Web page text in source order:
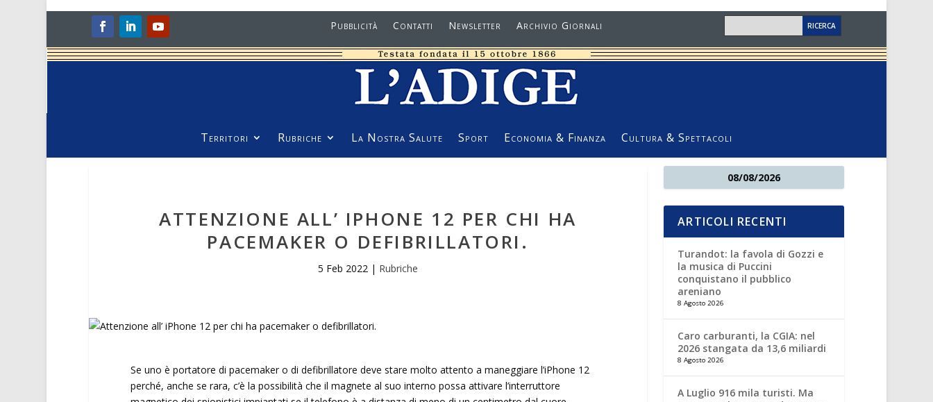
Pubblicità Contatti Newsletter Archivio Giornali
Territori Rubriche La Nostra Salute Sport Economia & Finanza Cultura & Spettacoli
ATTENZIONE ALL’ IPHONE 12 PER CHI HA
PACEMAKER O DEFIBRILLATORI.
5 Feb 2022| Rubriche
Se uno è portatore di pacemaker o di defibrillatore deve stare molto attento a maneggiare l’iPhone 12
perché, anche se rara, c’è la possibilità che il magnete al suo interno possa attivare l’interruttore
08/08/2026
ARTICOLI RECENTI
Turandot: la favola di Gozzi e
la musica di Puccini
conquistano il pubblico
areniano
8 Agosto 2026
Caro carburanti, la CGIA: nel
2026 stangata da 13,6 miliardi
8 Agosto 2026
A Luglio 916 mila turisti. Ma